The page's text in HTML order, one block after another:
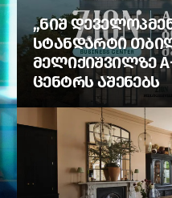
„ᲜᲘᲨ
ᲡᲢᲐᲜᲓᲐᲠᲢᲘ
ᲛᲔᲚᲘᲥᲘᲨᲕᲘᲚᲖᲔ
ᲪᲔᲜᲢᲠᲡ ᲐᲨᲔᲜᲔᲑᲡ